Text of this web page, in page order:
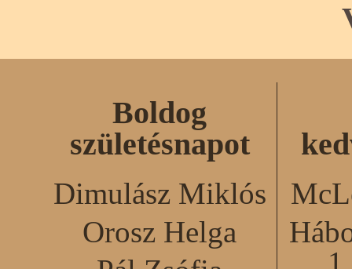
Boldog
születésnapot
Dimulász Miklós
Orosz Helga